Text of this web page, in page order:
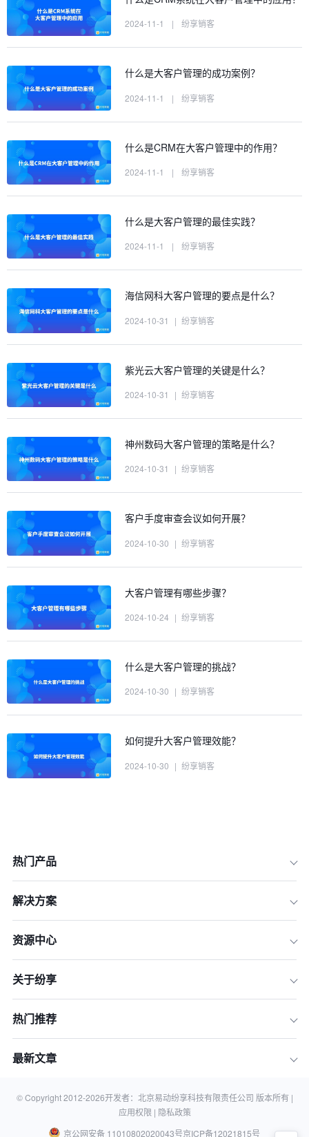
1.客户毛利的重要性
相关知识
2024-11-1 | 纷享销客
什么是大客户管理的成功案例？
2024-11-1 | 纷享销客
什么是CRM在大客户管理中的作用？
2024-11-1 | 纷享销客
什么是大客户管理的最佳实践？
2024-11-1 | 纷享销客
海信网科大客户管理的要点是什么？
2024-10-31 | 纷享销客
紫光云大客户管理的关键是什么？
2024-10-31 | 纷享销客
神州数码大客户管理的策略是什么？
2024-10-31 | 纷享销客
客户手度审查会议如何开展？
2024-10-30 | 纷享销客
大客户管理有哪些步骤？
2024-10-24 | 纷享销客
什么是大客户管理的挑战？
2024-10-30 | 纷享销客
如何提升大客户管理效能？
2024-10-30 | 纷享销客
热门产品
解决方案
资源中心
关于纷享
热门推荐
最新文章
© Copyright 2012-2026开发者：北京易动纷享科技有限责任公司 版本所有 |
应用权限 | 隐私政策
京公网安备 11010802020043号京ICP备12021815号